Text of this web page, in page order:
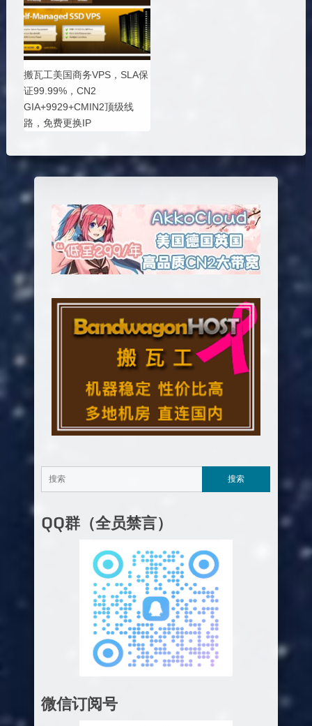
搬瓦工美国商务VPS，SLA保
证99.99%，CN2
GIA+9929+CMIN2顶级线
路，免费更换IP
QQ群（全员禁言）
微信订阅号